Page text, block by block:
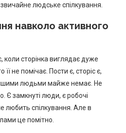
людське спілкування.
навколо активного
сторінка виглядає дуже
не помічає. Пости є, сторіс є,
людьми майже немає. Не
Є замкнуті люди, є робочі
любить спілкування. Але в
це помітно.